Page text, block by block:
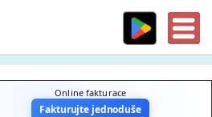
Online fakturace
Fakturujte jednoduše